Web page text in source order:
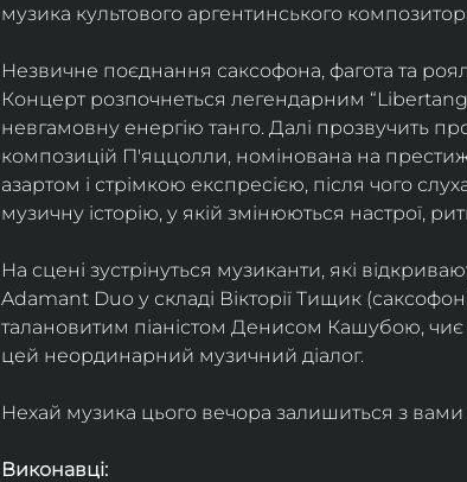
музика культового аргентинського
Незвичне поєднання саксофона, фагота та
Концерт розпочнеться легендарним
невгамовну енергію танго. Далі прозвучить
композицій П'яццолли, номінована на
азартом і стрімкою експресією, після чого
музичну історію, у якій змінюються настрої,
На сцені зустрінуться музиканти, які
Adamant Duo у складі Вікторії Тищик
талановитим піаністом Денисом Кашубою,
цей неординарний музичний діалог.
Нехай музика цього вечора залишиться з вами
Виконавці: